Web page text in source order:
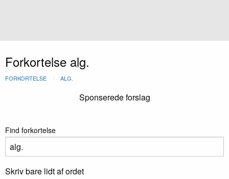
Forkortelse alg.
FORKORTELSE ALG.
Sponserede forslag
Find forkortelse
Skriv bare lidt af ordet